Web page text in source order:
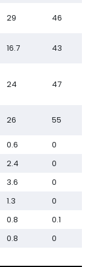
29 46
16.7 43
24 47
26 55
0.6
0
2.4
0
3.6
0
1.3
0
0.8
0.1
0.8 0